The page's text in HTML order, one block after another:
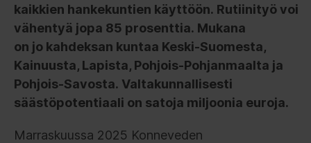
kaikkien hankekuntien käyttöön. Rutiinityö voi
vähentyä jopa 85 prosenttia. Mukana
on jo kahdeksan kuntaa Keski-Suomesta,
Kainuusta, Lapista, Pohjois-Pohjanmaalta ja
Pohjois-Savosta. Valtakunnallisesti
säästöpotentiaali on satoja miljoonia euroja.
Marraskuussa 2025 Konneveden